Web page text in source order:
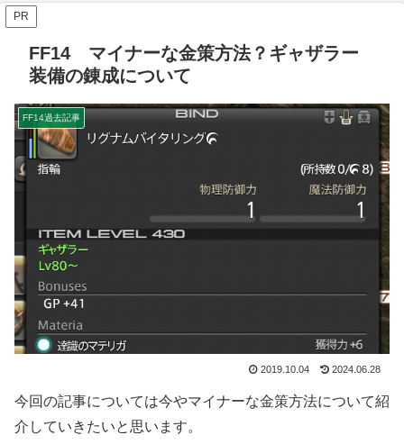
PR
FF14 マイナーな金策方法？ギャザラー
装備の錬成について
FF14過去記事
2019.10.04 2024.06.28
今回の記事については今やマイナーな金策方法について紹
介していきたいと思います。